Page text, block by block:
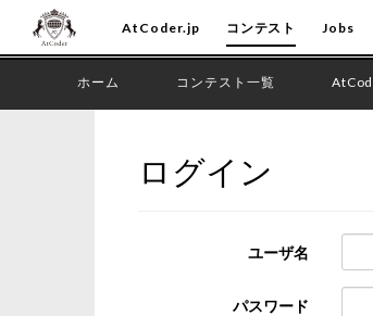
AtCoder.jp コンテスト Jobs
ホーム コンテスト一覧
ログイン
ユーザ名
パスワード